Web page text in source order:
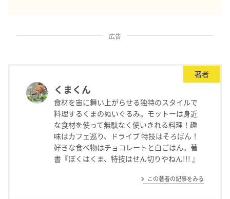
広告
著者
くまくん
食材を宙に舞い上がらせる独特のスタイルで
料理するくまのぬいぐるみ。モットーは身近
な食材を使って無駄なく使いきれる料理！趣
味はカフェ巡り、ドライブ 特技はそろばん！
好きな食べ物はチョコレートと白ごはん。著
書『ぼくはくま、特技はせん切りやねん!!! 』
この著者の記事をみる